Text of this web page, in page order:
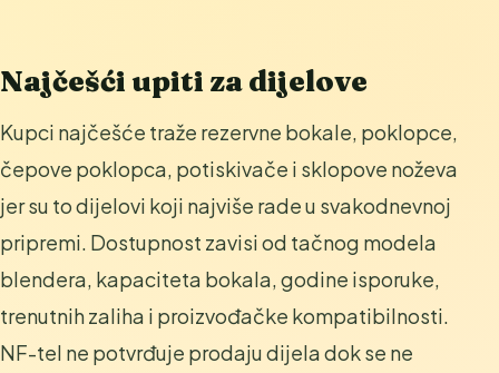
Najčešći upiti za dijelove
Kupci najčešće traže rezervne bokale, poklopce,
čepove poklopca, potiskivače i sklopove noževa
jer su to dijelovi koji najviše rade u svakodnevnoj
pripremi. Dostupnost zavisi od tačnog modela
blendera, kapaciteta bokala, godine isporuke,
trenutnih zaliha i proizvođačke kompatibilnosti.
NF-tel ne potvrđuje prodaju dijela dok se ne